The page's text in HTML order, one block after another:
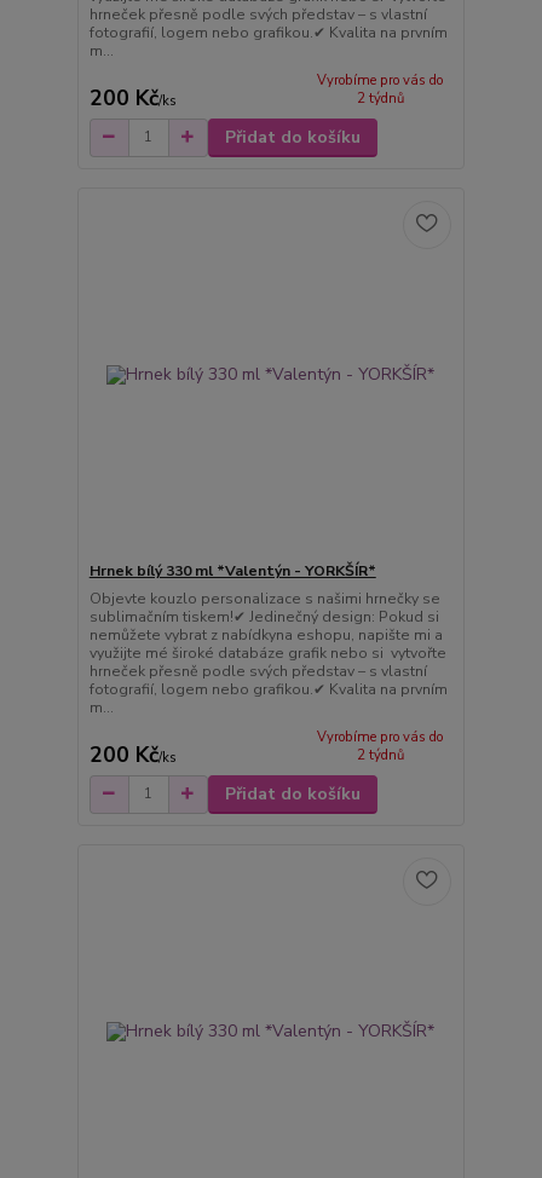
hrneček přesně podle svých představ – s vlastní
fotografií, logem nebo grafikou.✔ Kvalita na prvním
m...
200 Kč/ks
Vyrobíme pro vás do
2 týdnů
Přidat do košíku
Hrnek bílý 330 ml *Valentýn - YORKŠÍR*
Objevte kouzlo personalizace s našimi hrnečky se
sublimačním tiskem!✔ Jedinečný design: Pokud si
nemůžete vybrat z nabídkyna eshopu, napište mi a
využijte mé široké databáze grafik nebo si vytvořte
hrneček přesně podle svých představ – s vlastní
fotografií, logem nebo grafikou.✔ Kvalita na prvním
m...
200 Kč/ks
Vyrobíme pro vás do
2 týdnů
Přidat do košíku